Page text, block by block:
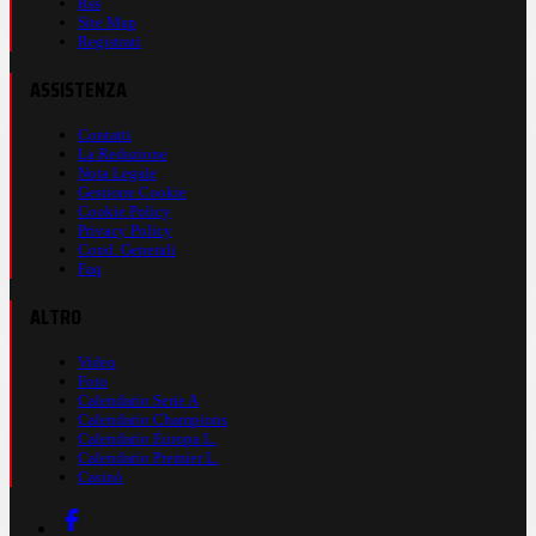
Site Map
Registrati
Contatti
La Redazione
Nota Legale
Gestione Cookie
Cookie Policy
Privacy Policy
Cond. Generali
Faq
Video
Foto
Calendario Serie A
Calendario Champions
Calendario Europa L.
Calendario Premier L.
Casinò